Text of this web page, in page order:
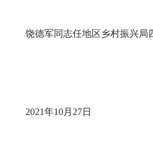
饶德军同志任地区乡村振兴局
2021年10月27日